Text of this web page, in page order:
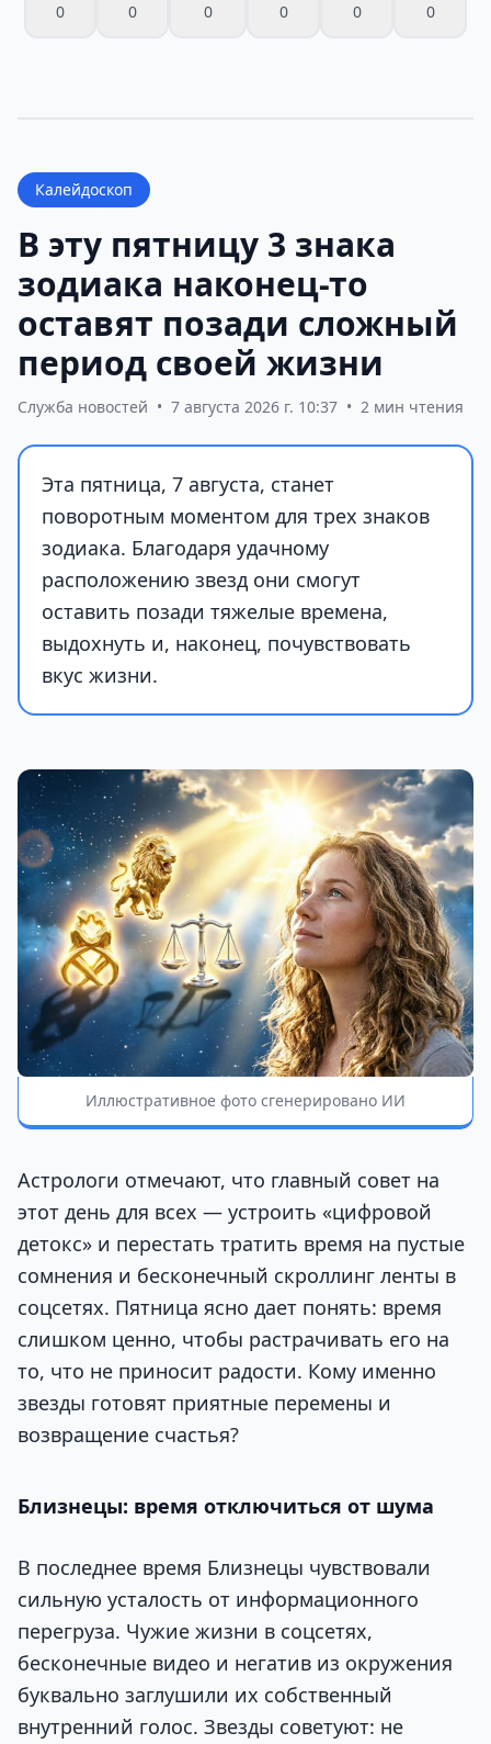
0 0 0 0 0 0
Калейдоскоп
В эту пятницу 3 знака
зодиака наконец-то
оставят позади сложный
период своей жизни
Служба новостей • 7 августа 2026 г. 10:37 • 2 мин чтения
Эта пятница, 7 августа, станет
поворотным моментом для трех знаков
зодиака. Благодаря удачному
расположению звезд они смогут
оставить позади тяжелые времена,
выдохнуть и, наконец, почувствовать
вкус жизни.
Иллюстративное фото сгенерировано ИИ
Астрологи отмечают, что главный совет на
этот день для всех — устроить «цифровой
детокс» и перестать тратить время на пустые
сомнения и бесконечный скроллинг ленты в
соцсетях. Пятница ясно дает понять: время
слишком ценно, чтобы растрачивать его на
то, что не приносит радости. Кому именно
звезды готовят приятные перемены и
возвращение счастья?
Близнецы: время отключиться от шума
В последнее время Близнецы чувствовали
сильную усталость от информационного
перегруза. Чужие жизни в соцсетях,
бесконечные видео и негатив из окружения
буквально заглушили их собственный
внутренний голос. Звезды советуют: не